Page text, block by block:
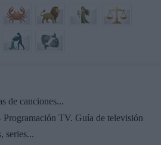
de canciones...
TV. Guía de televisión
series...